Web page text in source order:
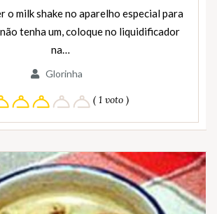
o milk shake no aparelho especial para
tenha um, coloque no liquidificador
na…
Glorinha
( 1 voto )